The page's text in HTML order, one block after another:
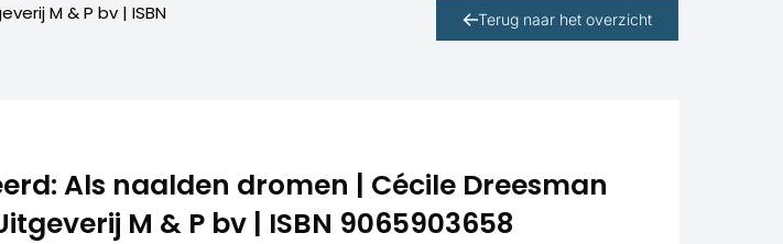
M & P bv | ISBN
Terug naar het overzicht
Als naalden dromen | Cécile Dreesman
M & P bv | ISBN 9065903658